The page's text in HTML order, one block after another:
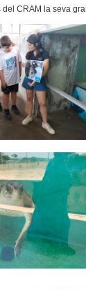
CRAM la seva